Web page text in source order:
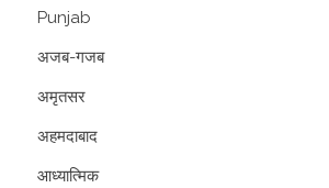
Punjab
अजब-गजब
अमृतसर
अहमदाबाद
आध्यात्मिक